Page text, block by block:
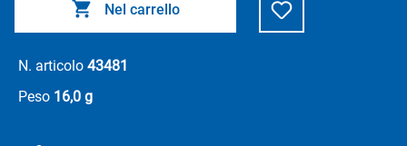
Nel carrello
N. articolo 43481
Peso 16,0 g